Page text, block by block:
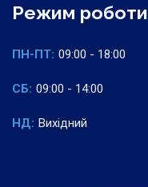
Режим роботи
ПН-ПТ: 09:00 - 18:00
СБ: 09:00 - 14:00
НД: Вихідний